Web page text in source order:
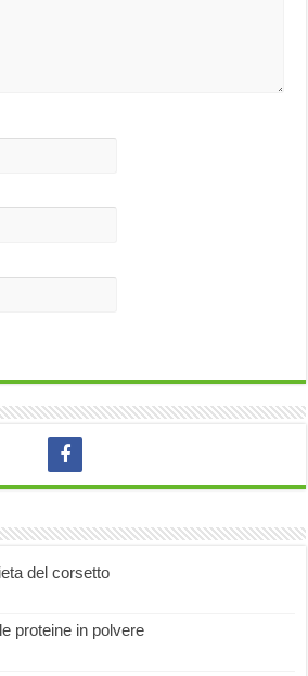
del corsetto
proteine in polvere